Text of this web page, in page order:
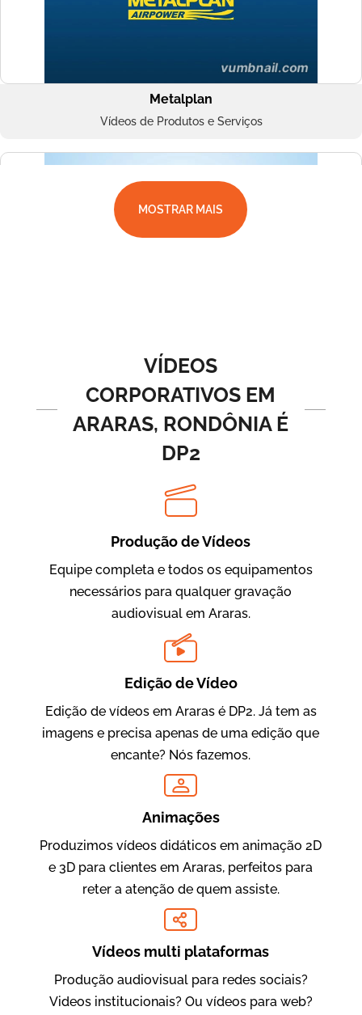
Metalplan
Vídeos de Produtos e Serviços
BRF Parceiros
Vídeos de Integração e Segurança
Vídeo Institucional
Amigo Edu
MOSTRAR MAIS
VÍDEOS
CORPORATIVOS EM
ARARAS, RONDÔNIA É
DP2
Produção de Vídeos
Equipe completa e todos os equipamentos
necessários para qualquer gravação
audiovisual em Araras.
Edição de Vídeo
Edição de vídeos em Araras é DP2. Já tem as
imagens e precisa apenas de uma edição que
encante? Nós fazemos.
Animações
Produzimos vídeos didáticos em animação 2D
e 3D para clientes em Araras, perfeitos para
reter a atenção de quem assiste.
Vídeos multi plataformas
Produção audiovisual para redes sociais?
Videos institucionais? Ou vídeos para web?